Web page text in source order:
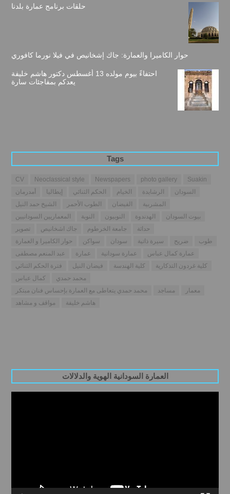
حلقات برنامج عمارة بلدنا
حوار الكاميرا والعمارة: جاك إشخانيص في فيلا نورما كافوري
احتفاءً بيوم مولده 13 أغسطس دكتور هاشم خليفة
يعدكم بمفاجئات سارة
Tags
CV Neoclassical style Newspapers photo gallery
Suakin
أمدرمان
إيطاليا الحكم الثنائي الخيام الرشايدة
السودان
الشيخ حمد النيل
الطوب الأحمر الفيضان
المشربية
المعماريين السودانيين
النوبة النوبيون الهدندوة
بيوت السودان
تصوير
جاك اشخانيص جامعة الخرطوم
حداثة
حوار الكاميرا و العمارة
سواكن سودان سيرة ذاتية ضريح
طوب
عبد المنعم مصطفى
عمارة عمارة سودانية
عمارة كمال عباس
فترة الحكم الثنائي
فيضان النيل كلية الهندسة
كلية غردون التذكارية
كمال عباس
محمد حمدي
محمد حمدي يتعاطى مع العمارة بإحساس فنان مبتكر
مساجد
معمار
مواقف و مشاهد
هاشم خليفة
العمارة السودانية الهوية والدلالات